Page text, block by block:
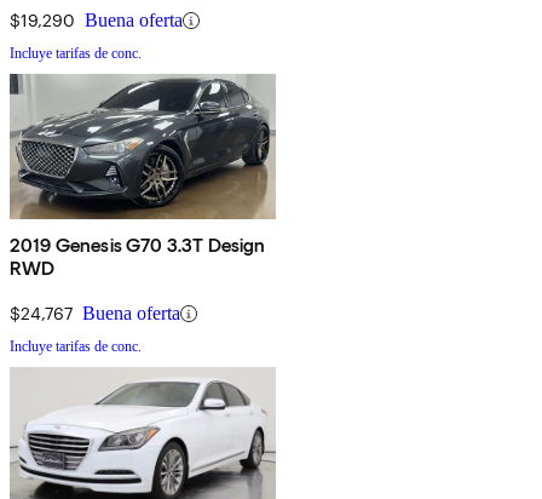
$19,290 Buena oferta
Incluye tarifas de conc.
2019 Genesis G70 3.3T Design
RWD
$24,767 Buena oferta
Incluye tarifas de conc.